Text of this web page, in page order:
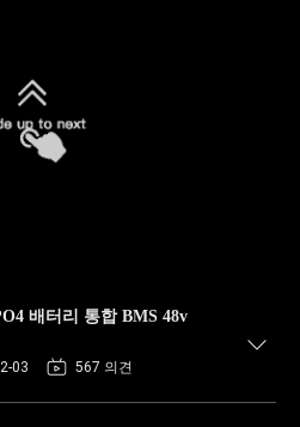
배터리 통합 BMS 48v
03 567 의견